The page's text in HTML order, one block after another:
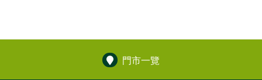
門市一覽